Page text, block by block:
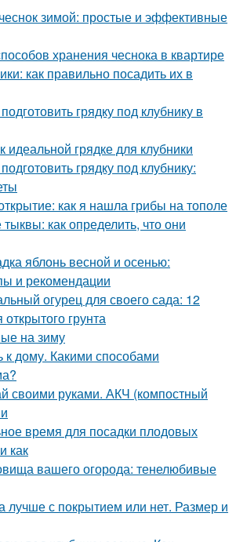
зимой: простые и эффективные
хранения чеснока в квартире
как правильно посадить их в
грядку под клубнику в
идеальной грядке для клубники
грядку под клубнику:
как я нашла грибы на тополе
как определить, что они
яблонь весной и осенью:
и рекомендации
огурец для своего сада: 12
грунта
на зиму
к дому. Какими способами
своими руками. АКЧ (компостный
время для посадки плодовых
как
вашего огорода: тенелюбивые
лучше с покрытием или нет. Размер и